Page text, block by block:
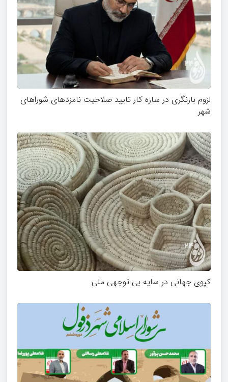
لزوم بازنگری در سازه کار تایید صلاحیت نامزدهای شوراهای
شهر
کپوی جهانی در سایه بی توجهی ملی